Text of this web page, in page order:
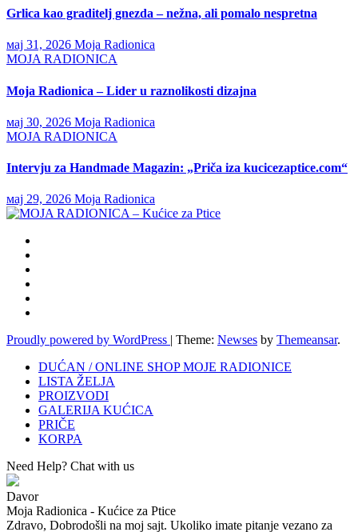
Grlica kao graditelj gnezda – nežna, ali pomalo nespretna
мај 31, 2026 Moja Radionica
MOJA RADIONICA
Moja Radionica – Lider u raznolikosti dizajna
мај 30, 2026 Moja Radionica
MOJA RADIONICA
Intervju za Handmade Magazin: „Priča iza kucicezaptice.com“
мај 29, 2026 Moja Radionica
Proudly powered by WordPress | Theme: Newses by Themeansar.
DUĆAN / ONLINE SHOP MOJE RADIONICE
LISTA ŽELJA
PROIZVODI
GALERIJA KUĆICA
PRIČE
KORPA
Need Help? Chat with us
Davor
Moja Radionica - Kućice za Ptice
Zdravo, Dobrodošli na moj sajt. Ukoliko imate pitanje vezano za